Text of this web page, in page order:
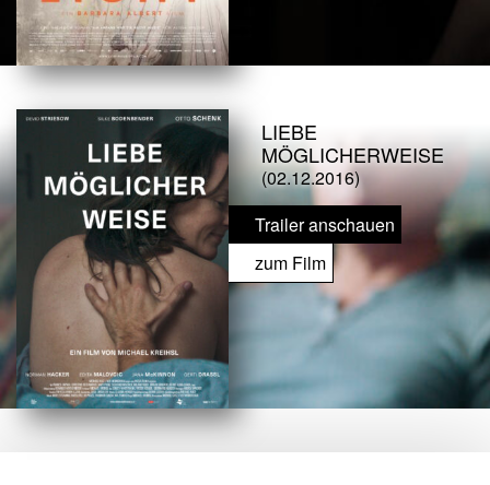
LIEBE
MÖGLICHERWEISE
(02.12.2016)
Trailer anschauen
zum Film